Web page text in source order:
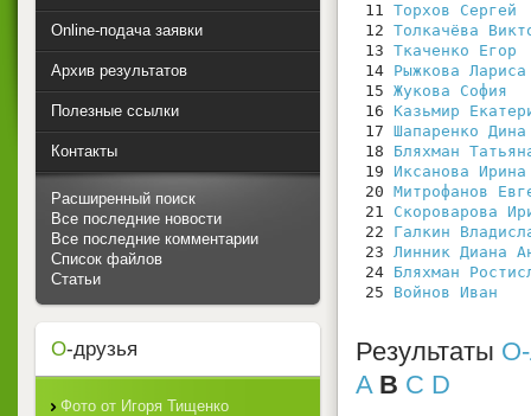
11 Торхов Сергей
12 Толкачёва
13 Ткаченко Егор
14 Рыжкова Лариса
15 Жукова София
16 Казьмир
17 Шапаренко Дина
18 Бляхман
19 Иксанова Ирина
20 Митрофанов
21 Скороварова
22 Галкин
23 Линник Диана
24 Бляхман
25 Войнов Иван
Результаты О-
A B C D
Online-подача заявки
Архив результатов
Полезные ссылки
Контакты
Расширенный поиск
Все последние новости
Все последние комментарии
Список файлов
Статьи
О-друзья
Фото от Игоря Тищенко